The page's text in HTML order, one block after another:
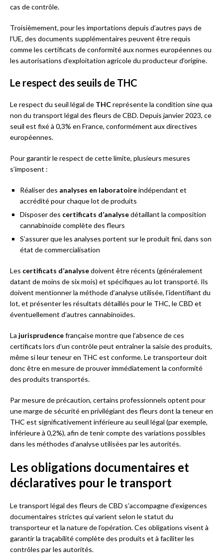
cas de contrôle.
Troisièmement, pour les importations depuis d’autres pays de
l’UE, des documents supplémentaires peuvent être requis
comme les certificats de conformité aux normes européennes ou
les autorisations d’exploitation agricole du producteur d’origine.
Le respect des seuils de THC
Le respect du seuil légal de THCreprésente la condition sine qua
non du transport légal des fleurs de CBD. Depuis janvier 2023, ce
seuil est fixé à 0,3% en France, conformément aux directives
européennes.
Pour garantir le respect de cette limite, plusieurs mesures
s’imposent :
Réaliser des analyses en laboratoireindépendant et
accrédité pour chaque lot de produits
Disposer des certificats d’analysedétaillant la composition
cannabinoïde complète des fleurs
S’assurer que les analyses portent sur le produit fini, dans son
état de commercialisation
Les certificats d’analysedoivent être récents (généralement
datant de moins de six mois) et spécifiques au lot transporté. Ils
doivent mentionner la méthode d’analyse utilisée, l’identifiant du
lot, et présenter les résultats détaillés pour le THC, le CBD et
éventuellement d’autres cannabinoïdes.
La jurisprudencefrançaise montre que l’absence de ces
certificats lors d’un contrôle peut entraîner la saisie des produits,
même si leur teneur en THC est conforme. Le transporteur doit
donc être en mesure de prouver immédiatement la conformité
des produits transportés.
Par mesure de précaution, certains professionnels optent pour
une marge de sécurité en privilégiant des fleurs dont la teneur en
THC est significativement inférieure au seuil légal (par exemple,
inférieure à 0,2%), afin de tenir compte des variations possibles
dans les méthodes d’analyse utilisées par les autorités.
Les obligations documentaires et
déclaratives pour le transport
Le transport légal des fleurs de CBD s’accompagne d’exigences
documentaires strictes qui varient selon le statut du
transporteur et la nature de l’opération. Ces obligations visent à
garantir la traçabilité complète des produits et à faciliter les
contrôles par les autorités.